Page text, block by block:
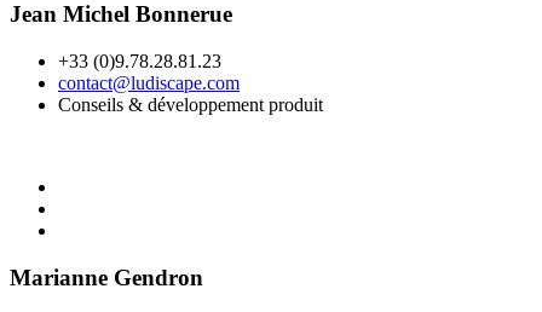
Jean Michel Bonnerue
+33 (0)9.78.28.81.23
contact@ludiscape.com
Conseils & développement produit
Marianne Gendron